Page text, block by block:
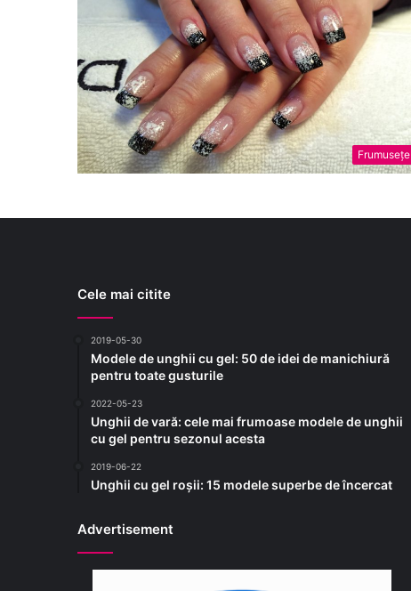
Frumusețe
Cele mai citite
2019-05-30
Modele de unghii cu gel: 50 de idei de manichiură
pentru toate gusturile
2022-05-23
Unghii de vară: cele mai frumoase modele de unghii
cu gel pentru sezonul acesta
2019-06-22
Unghii cu gel roșii: 15 modele superbe de încercat
Advertisement